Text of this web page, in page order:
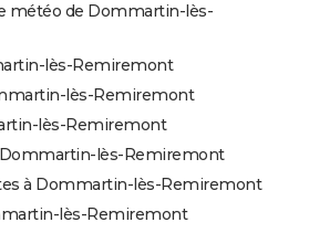
météo de Dommartin-lès-
lès-Remiremont
lès-Remiremont
lès-Remiremont
Dommartin-lès-Remiremont
à Dommartin-lès-Remiremont
lès-Remiremont